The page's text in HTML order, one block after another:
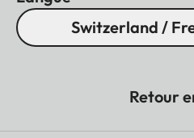
Switzerland /
Retour